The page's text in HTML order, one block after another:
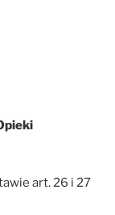
art. 26 i 27